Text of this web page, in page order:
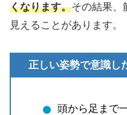
くなります。その結果、
見えることがあります。
正しい姿勢で意識し
頭から足まで